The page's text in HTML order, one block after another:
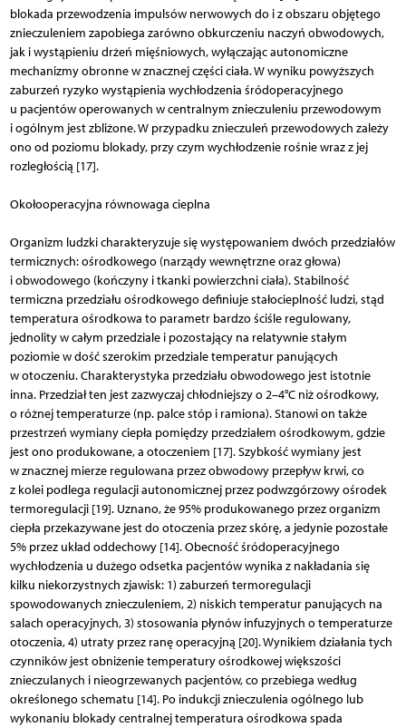
blokada przewodzenia impulsów nerwowych do i z obszaru objętego
znieczuleniem zapobiega zarówno obkurczeniu naczyń obwodowych,
jak i wystąpieniu drżeń mięś­niowych, wyłączając autonomiczne
mechanizmy obronne w znacznej części ciała. W wyniku powyższych
zaburzeń ryzyko wystąpienia wychłodzenia śródoperacyjnego
u pacjentów operowanych w centralnym znieczuleniu przewodowym
i ogólnym jest zbliżone. W przypadku znieczuleń przewodowych zależy
ono od poziomu blokady, przy czym wychłodzenie roś­nie wraz z jej
rozległością [17].
Okołooperacyjna równowaga cieplna
Organizm ludzki charakteryzuje się występowaniem dwóch przedziałów
termicznych: ośrodkowego (narządy wewnętrzne oraz głowa)
i obwodowego (kończyny i tkanki powierzchni ciała). Stabilność
termiczna przedziału ośrodkowego definiuje stałocieplność ludzi, stąd
temperatura ośrodkowa to parametr bardzo ściśle regulowany,
jednolity w całym przedziale i pozostający na relatywnie stałym
poziomie w dość szerokim przedziale temperatur panujących
w otoczeniu. Charakterystyka przedziału obwodowego jest istotnie
inna. Przedział ten jest zazwyczaj chłodniejszy o 2–4°C niż ośrodkowy,
o różnej temperaturze (np. palce stóp i ramiona). Stanowi on także
przestrzeń wymiany ciepła pomiędzy przedziałem ośrodkowym, gdzie
jest ono produkowane, a otoczeniem [17]. Szybkość wymiany jest
w znacznej mierze regulowana przez obwodowy przepływ krwi, co
z kolei podlega regulacji autonomicznej przez podwzgórzowy ośrodek
termoregulacji [19]. Uznano, że 95% produkowanego przez organizm
ciepła przekazywane jest do otoczenia przez skórę, a jedynie pozostałe
5% przez układ oddechowy [14]. Obecność śródoperacyjnego
wychłodzenia u dużego odsetka pacjentów wynika z nakładania się
kilku niekorzystnych zjawisk: 1) zaburzeń termoregulacji
spowodowanych znieczuleniem, 2) niskich temperatur panujących na
salach operacyjnych, 3) stosowania płynów infuzyjnych o temperaturze
otoczenia, 4) utraty przez ranę operacyjną [20]. Wynikiem działania tych
czynników jest obniżenie temperatury ośrodkowej większości
znieczulanych i nieogrzewanych pacjentów, co przebiega według
określonego schematu [14]. Po indukcji znieczulenia ogólnego lub
wykonaniu blokady centralnej temperatura ośrodkowa spada